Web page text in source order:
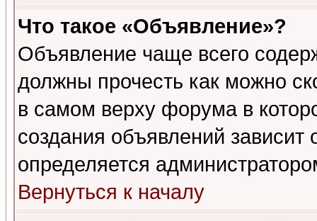
Что такое «Объявление»?
Объявление чаще всего
должны прочесть как можно
в самом верху форума в
создания объявлений зависит
определяется
Вернуться к началу